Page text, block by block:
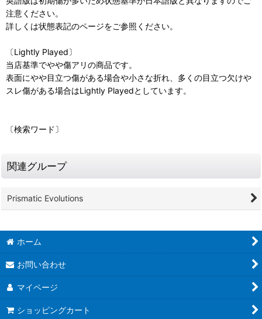
注意ください。
詳しくは状態表記のページをご参照ください。
〔Lightly Played〕
当店基準でやや傷アリの商品です。
表面にやや目立つ傷がある場合や小さな折れ、多くの目立つ欠けや
スレ傷がある場合はLightly Playedとしています。
〔検索ワード〕
関連グループ
Prismatic Evolutions
ホーム
お問い合わせ
マイページ
ショッピングカート